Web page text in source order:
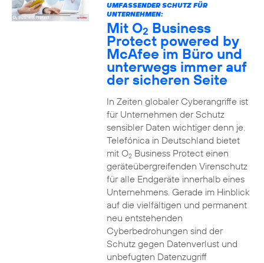
UMFASSENDER SCHUTZ FÜR
UNTERNEHMEN:
Mit O2 Business
Protect powered by
McAfee im Büro und
unterwegs immer auf
der sicheren Seite
In Zeiten globaler Cyberangriffe ist
für Unternehmen der Schutz
sensibler Daten wichtiger denn je.
Telefónica in Deutschland bietet
mit O2Business Protect einen
geräteübergreifenden Virenschutz
für alle Endgeräte innerhalb eines
Unternehmens. Gerade im Hinblick
auf die vielfältigen und permanent
neu entstehenden
Cyberbedrohungen sind der
Schutz gegen Datenverlust und
unbefugten Datenzugriff